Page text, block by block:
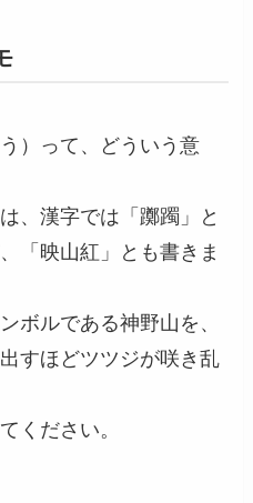
）って、どういう意
、漢字では「躑躅」と
「映山紅」とも書きま
ボルである神野山を、
すほどツツジが咲き乱
ください。